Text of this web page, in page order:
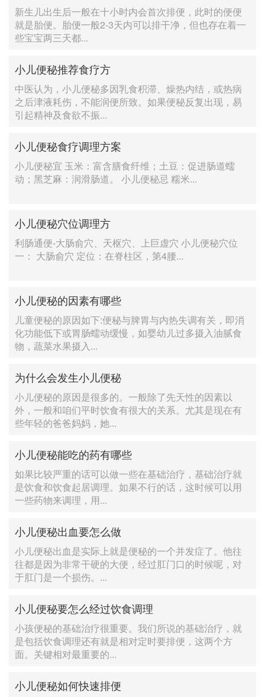
新生儿出生后一般在十小时内会首次排便，此时的便便
就是胎便。胎便一般2-3天内可以排干净，但也存在着一
些宝宝两三天都...
小儿便秘推荐食疗方
中医认为，小儿便秘多因乳食积滞、燥热内结，或热病
之后津液耗伤，不能润便所致。如果便秘反复出现，易
引起精神及食欲不振...
小儿便秘食疗调理方案
小儿便秘宜 玉米：富含膳食纤维；土豆：促进肠道蠕
动；黑芝麻：润滑肠道。 小儿便秘忌 糯米...
小儿便秘穴位调理方
利肠通便-大肠俞穴、天枢穴、上巨虚穴 小儿便秘穴位
一： 大肠俞穴 定位：在脊柱区，第4腰...
小儿便秘的因素有哪些
儿童便秘的原因如下:便秘与脾胃与内热失调有关，即消
化功能低下或胃肠蠕动缓慢，如婴幼儿过多摄入油腻食
物，蔬菜水果摄入...
为什么会发生小儿便秘
小儿便秘的原因是很多的。一般除了先天性的因素以
外，一般和咱们平时饮食有很大的关系。尤其是现在有
些年轻的爸爸妈妈，她...
小儿便秘能吃的药有哪些
如果比较严重的话可以做一些在基础治疗，基础治疗就
是饮食和饮食起居调理。如果不行的话，这时候可以用
一些药物来调理，用...
小儿便秘出血要怎么做
小儿便秘出血是实际上就是便秘的一个并发症了。他往
往都是因为非常干硬的大便，经过肛门口的时候呢，对
于肛门是一个损伤。...
小儿便秘要怎么经过饮食调理
小孩便秘的基础治疗很重要。我们所说的基础治疗，就
是包括饮食调理还有就是相对定时要排便，这两个方
面。关键相对最重要的...
小儿便秘如何快速排便